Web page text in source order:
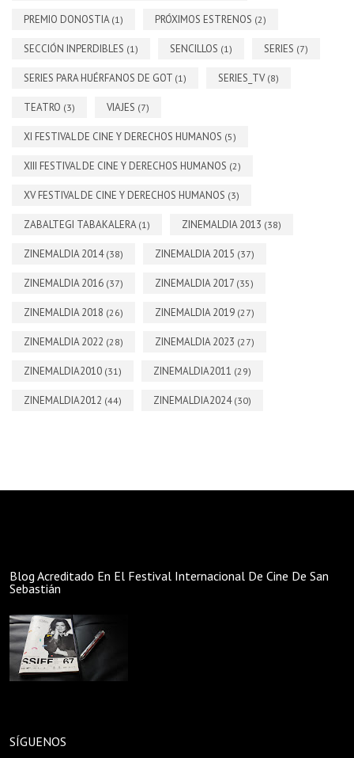
PREMIO DONOSTIA (1) PRÓXIMOS ESTRENOS (2)
SECCIÓN INPERDIBLES (1) SENCILLOS (1) SERIES (7)
SERIES PARA HUÉRFANOS DE GOT (1) SERIES_TV (8)
TEATRO (3) VIAJES (7)
XI FESTIVAL DE CINE Y DERECHOS HUMANOS (5)
XIII FESTIVAL DE CINE Y DERECHOS HUMANOS (2)
XV FESTIVAL DE CINE Y DERECHOS HUMANOS (3)
ZABALTEGI TABAKALERA (1) ZINEMALDIA 2013 (38)
ZINEMALDIA 2014 (38) ZINEMALDIA 2015 (37)
ZINEMALDIA 2016 (37) ZINEMALDIA 2017 (35)
ZINEMALDIA 2018 (26) ZINEMALDIA 2019 (27)
ZINEMALDIA 2022 (28) ZINEMALDIA 2023 (27)
ZINEMALDIA2010 (31) ZINEMALDIA2011 (29)
ZINEMALDIA2012 (44) ZINEMALDIA2024 (30)
Blog Acreditado En El Festival Internacional De Cine De San
Sebastián
SÍGUENOS